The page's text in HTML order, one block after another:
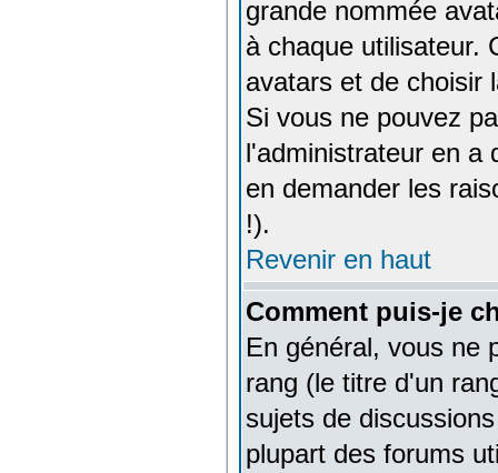
grande nommée
à chaque utilisateur.
avatars et de choisir
Si vous ne pouvez
l'administrateur en a
en demander les
!).
Revenir en haut
Comment puis-je
En général, vous ne
rang (le titre d'un
sujets de
plupart des forums